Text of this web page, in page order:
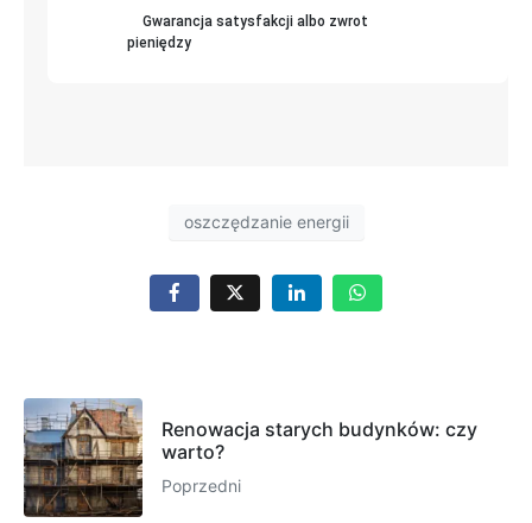
Gwarancja satysfakcji albo zwrot
pieniędzy
oszczędzanie energii
Renowacja starych budynków: czy
warto?
Poprzedni